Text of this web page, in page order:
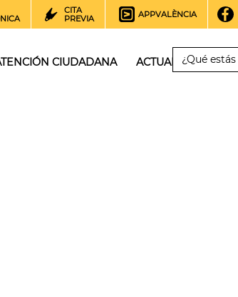
CITA
PREVIA
APPVALÈNCIA
CIUDADANA ACTUALIDAD